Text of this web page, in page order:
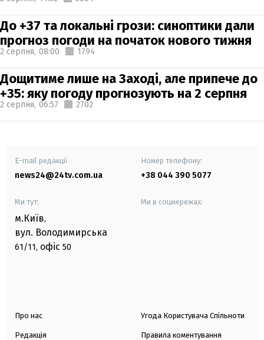
До +37 та локальні грози: синоптики дали
прогноз погоди на початок нового тижня
2 серпня, 08:00 1794
Дощитиме лише на Заході, але припече до
+35: яку погоду прогнозують на 2 серпня
2 серпня, 06:57 2702
E-mail редакції
news24@24tv.com.ua
Номер телефону:
+38 044 390 5077
Ми тут:
м.Київ,
вул. Володимирська
61/11, офіс 50
Ми в соцмережах:
Про нас
Редакція
Угода Користувача Спільноти
Правила коментування